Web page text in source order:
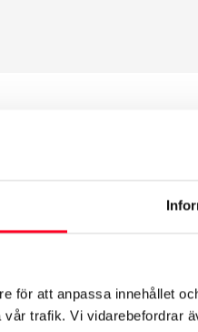
för att anpassa innehållet
trafik. Vi vidarebefordrar
däck du valt passar din
på dina befintliga
och fälg har samma
under årens lopp och inte
fabrik.